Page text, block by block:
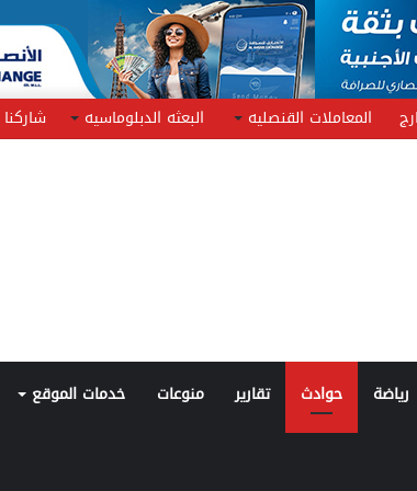
المعاملات القنصليه البعثه الدبلوماسيه شاركنا
رياضة حوادث تقارير منوعات خدمات الموقع